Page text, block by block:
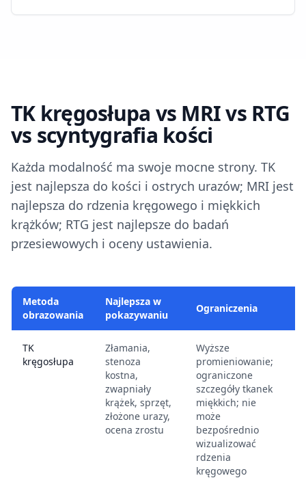
TK kręgosłupa vs MRI vs RTG
vs scyntygrafia kości
Każda modalność ma swoje mocne strony. TK
jest najlepsza do kości i ostrych urazów; MRI jest
najlepsza do rdzenia kręgowego i miękkich
krążków; RTG jest najlepsze do badań
przesiewowych i oceny ustawienia.
Metoda
obrazowania
Najlepsza w
pokazywaniu
Ograniczenia
TK
kręgosłupa
Złamania,
stenoza
kostna,
zwapniały
krążek, sprzęt,
złożone urazy,
ocena zrostu
Wyższe
promieniowanie;
ograniczone
szczegóły tkanek
miękkich; nie
może
bezpośrednio
wizualizować
rdzenia
kręgowego